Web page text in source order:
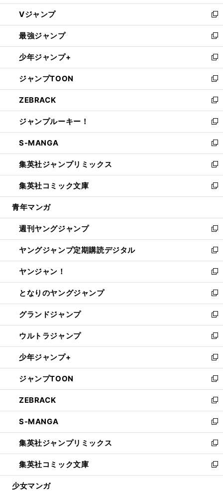
ウ
ィ
ン
ド
ウ
で
開
く
し
い
ウ
ィ
ン
ド
ウ
で
開
く
Vジャンプ
新
し
い
ウ
ィ
ン
ド
ウ
で
開
く
最強ジャンプ
新
し
い
ウ
ィ
ン
ド
ウ
で
開
く
少年ジャンプ+
新
し
い
ウ
ィ
ン
ド
ウ
で
開
く
ジャンプTOON
新
し
い
ウ
ィ
ン
ド
ウ
で
開
く
ZEBRACK
新
し
い
ウ
ィ
ン
ド
ウ
で
開
ジャンプルーキー！
新
し
い
ウ
ィ
ン
ド
ウ
開
く
S-MANGA
新
し
い
ウ
ィ
ン
ウ
で
開
く
集英社ジャンプリミックス
新
し
い
ウ
ン
ド
ウ
で
開
く
集英社コミック文庫
新
し
ウ
ィ
ン
ド
ウ
で
開
く
青年マンガ
週刊ヤングジャンプ
新
し
い
ウ
ィ
ン
ド
ウ
で
開
く
ヤングジャンプ定期購読デジタル
新
し
い
ウ
ィ
ン
ド
ウ
で
開
く
ヤンジャン！
新
し
い
ウ
ィ
ン
ド
ウ
で
開
く
となりのヤングジャンプ
新
し
い
ウ
ィ
ン
ド
ウ
で
開
く
グランドジャンプ
新
し
い
ウ
ィ
ン
ド
ウ
で
開
く
ウルトラジャンプ
新
し
い
ウ
ィ
ン
ド
ウ
で
開
く
少年ジャンプ+
新
し
い
ウ
ィ
ン
ド
ウ
で
開
く
ジャンプTOON
新
し
い
ウ
ィ
ン
ド
ウ
で
開
ZEBRACK
新
し
い
ウ
ィ
ン
ド
ウ
S-MANGA
新
し
い
ウ
ィ
ン
集英社ジャンプリミックス
新
し
い
ウ
集英社コミック文庫
新
し
少女マンガ